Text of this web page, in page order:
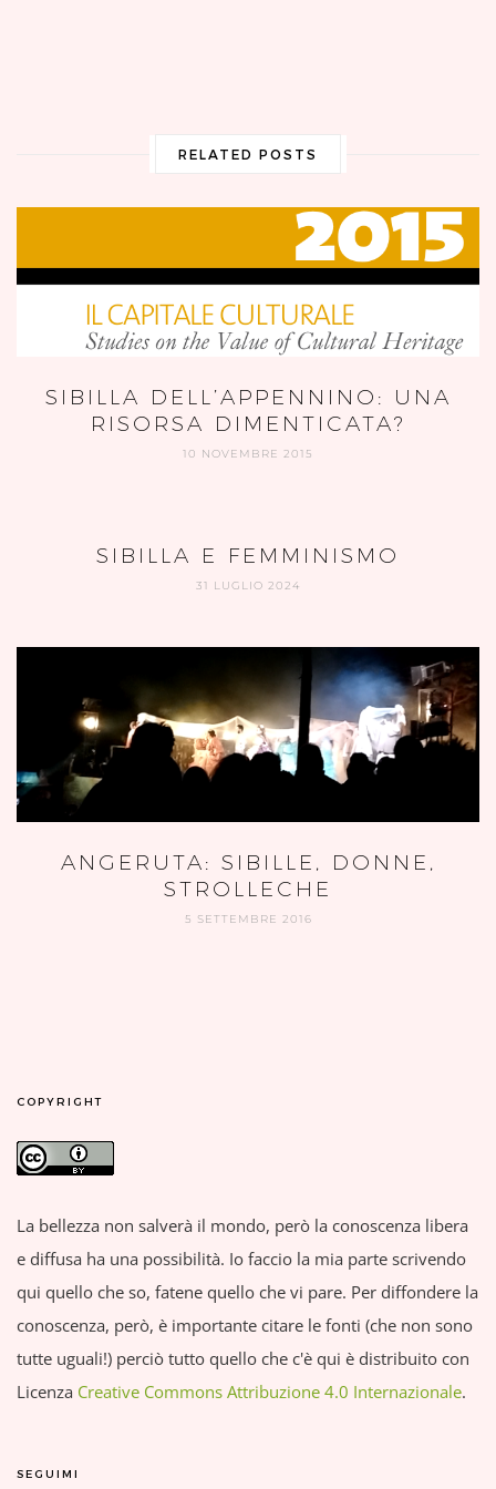
RELATED POSTS
SIBILLA DELL’APPENNINO: UNA
RISORSA DIMENTICATA?
10 NOVEMBRE 2015
SIBILLA E FEMMINISMO
31 LUGLIO 2024
ANGERUTA: SIBILLE, DONNE,
STROLLECHE
5 SETTEMBRE 2016
COPYRIGHT
La bellezza non salverà il mondo, però la conoscenza libera
e diffusa ha una possibilità. Io faccio la mia parte scrivendo
qui quello che so, fatene quello che vi pare. Per diffondere la
conoscenza, però, è importante citare le fonti (che non sono
tutte uguali!) perciò tutto quello che c'è qui è distribuito con
Licenza Creative Commons Attribuzione 4.0 Internazionale.
SEGUIMI